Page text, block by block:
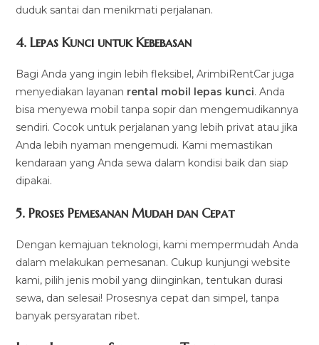
duduk santai dan menikmati perjalanan.
4.Lepas Kunci untuk Kebebasan
Bagi Anda yang ingin lebih fleksibel, ArimbiRentCar juga
menyediakan layanan rental mobil lepas kunci. Anda
bisa menyewa mobil tanpa sopir dan mengemudikannya
sendiri. Cocok untuk perjalanan yang lebih privat atau jika
Anda lebih nyaman mengemudi. Kami memastikan
kendaraan yang Anda sewa dalam kondisi baik dan siap
dipakai.
5.Proses Pemesanan Mudah dan Cepat
Dengan kemajuan teknologi, kami mempermudah Anda
dalam melakukan pemesanan. Cukup kunjungi website
kami, pilih jenis mobil yang diinginkan, tentukan durasi
sewa, dan selesai! Prosesnya cepat dan simpel, tanpa
banyak persyaratan ribet.